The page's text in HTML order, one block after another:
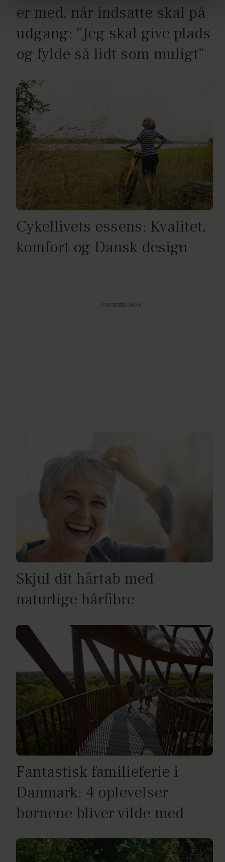
dine personoplysninger i forbindelse hermed i både
vores
privatlivspolitik cookiepolitik.
er med, når indsatte skal på
udgang: ”Jeg skal give plads
og fylde så lidt som muligt”
Cykellivets essens: Kvalitet,
komfort og Dansk design
Annonce
Skjul dit hårtab med
naturlige hårfibre
Fantastisk familieferie i
Danmark: 4 oplevelser
børnene bliver vilde med